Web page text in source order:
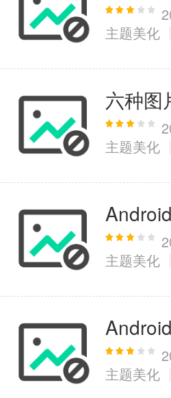
主题美化
六种图
主题美化
主题美化
主题美化